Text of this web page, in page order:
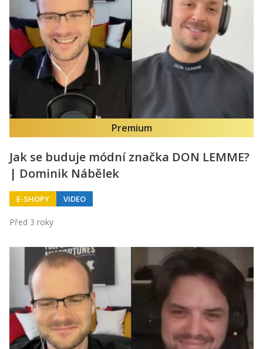
Premium
Jak se buduje módní značka DON LEMME?
| Dominik Nábělek
E-SHOPY VIDEO
Před 3 roky